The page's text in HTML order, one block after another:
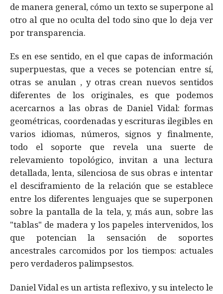
de manera general, cómo un texto se superpone al
otro al que no oculta del todo sino que lo deja ver
por transparencia.
Es en ese sentido, en el que capas de información
superpuestas, que a veces se potencian entre sí,
otras se anulan , y otras crean nuevos sentidos
diferentes de los originales, es que podemos
acercarnos a las obras de Daniel Vidal: formas
geométricas, coordenadas y escrituras ilegibles en
varios idiomas, números, signos y finalmente,
todo el soporte que revela una suerte de
relevamiento topológico, invitan a una lectura
detallada, lenta, silenciosa de sus obras e intentar
el desciframiento de la relación que se establece
entre los diferentes lenguajes que se superponen
sobre la pantalla de la tela, y, más aun, sobre las
"tablas" de madera y los papeles intervenidos, los
que potencian la sensación de soportes
ancestrales carcomidos por los tiempos: actuales
pero verdaderos palimpsestos.
Daniel Vidal es un artista reflexivo, y su intelecto le